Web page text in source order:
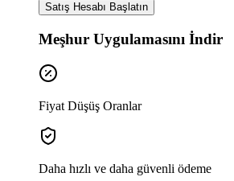
Satış Hesabı Başlatın
Meşhur Uygulamasını İndir
Fiyat Düşüş Oranlar
Daha hızlı ve daha güvenli ödeme